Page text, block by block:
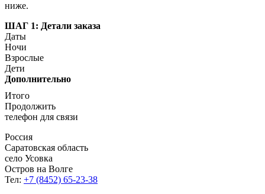
ниже.
ШАГ 1: Детали заказа
Даты
Ночи
Взрослые
Дети
Дополнительно
Итого
Продолжить
телефон для связи
Россия
Саратовская область
село Усовка
Остров на Волге
Тел: +7 (8452) 65-23-38